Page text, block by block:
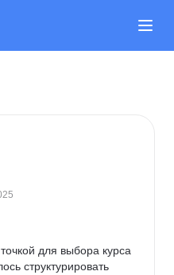
для выбора курса
структурировать